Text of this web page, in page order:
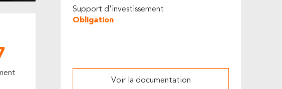
Support d'investissement
Obligation
Voir la documentation